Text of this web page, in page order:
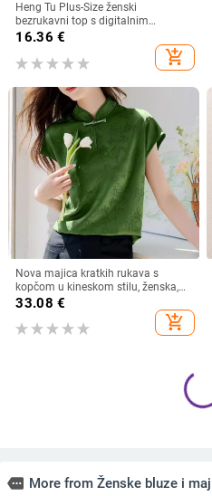
Heng Tu Plus-Size ženski
bezrukavni top s digitalnim
životinjskim printom, poliester,
okrugli izrez, slobodan kroj, ljeto
16.36 €
add_shopping_cart
Nova majica kratkih rukava s
kopčom u kineskom stilu, ženska,
ljeto 2024., nova zelena majica
kratkih rukava u kineskom stilu,
Design Sense Top
33.08 €
add_shopping_cart